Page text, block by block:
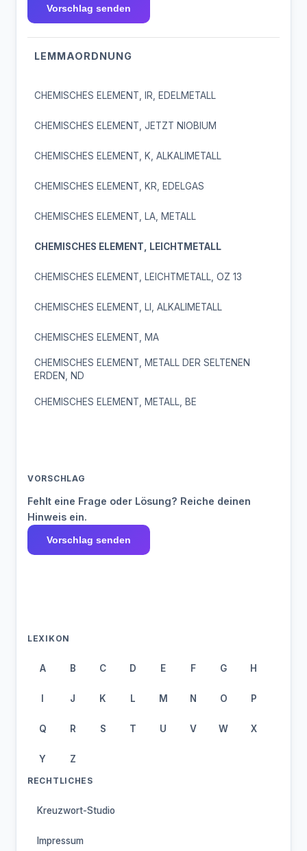
Vorschlag senden
LEMMAORDNUNG
CHEMISCHES ELEMENT, IR, EDELMETALL
CHEMISCHES ELEMENT, JETZT NIOBIUM
CHEMISCHES ELEMENT, K, ALKALIMETALL
CHEMISCHES ELEMENT, KR, EDELGAS
CHEMISCHES ELEMENT, LA, METALL
CHEMISCHES ELEMENT, LEICHTMETALL
CHEMISCHES ELEMENT, LEICHTMETALL, OZ 13
CHEMISCHES ELEMENT, LI, ALKALIMETALL
CHEMISCHES ELEMENT, MA
CHEMISCHES ELEMENT, METALL DER SELTENEN
ERDEN, ND
CHEMISCHES ELEMENT, METALL, BE
VORSCHLAG
Fehlt eine Frage oder Lösung? Reiche deinen
Hinweis ein.
Vorschlag senden
LEXIKON
A B C D E F G H
I J K L M N O P
Q R S T U V W X
Y Z
RECHTLICHES
Kreuzwort-Studio
Impressum